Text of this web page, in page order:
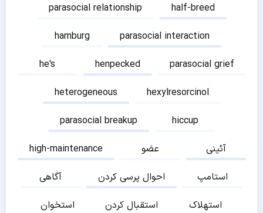
parasocial relationship
half-breed
hamburg
parasocial interaction
he's
henpecked
parasocial grief
heterogeneous
hexylresorcinol
parasocial breakup
hiccup
high-maintenance
عضو
آئینی
آگاهی
احوال پرسی کردن
استامپ
استخوان
استقبال کردن
استهلاک